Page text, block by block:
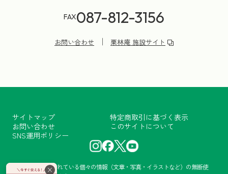
×
FAX087-812-3156
お問い合わせ 栗林庵 施設サイト
サイトマップ
特定商取引に基づく表示
お問い合わせ
このサイトについて
SNS運用ポリシー
当サイトに掲載されている個々の情報（文章・写真・イラストなど）の無断使